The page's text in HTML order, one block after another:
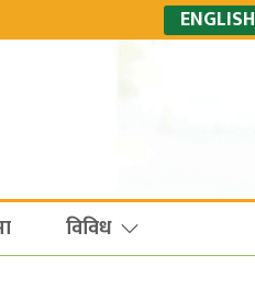
ENGLISH
विविध